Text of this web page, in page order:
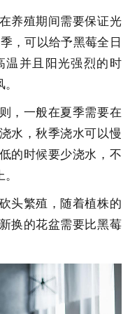
养殖期间需要保证光
，可以给予黑莓全日
温并且阳光强烈的时
，一般在夏季需要在
水，秋季浇水可以慢
的时候要少浇水，不
头繁殖，随着植株的
换的花盆需要比黑莓